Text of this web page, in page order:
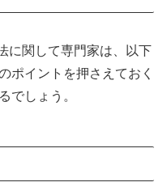
に関して専門家は、以下
ポイントを押さえておく
でしょう。